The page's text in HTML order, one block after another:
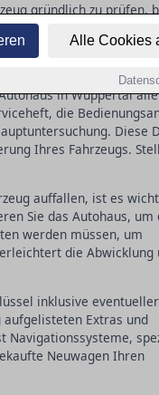
Alle Cookies
gründlich zu prüfen,
Sie alle Funktionen, wie
Solche
Zustand ist.
in Wuppertal alle
die
Diese
Ihres Fahrzeugs.
auffallen, ist es
Sie das Autohaus, um
werden müssen, um
die Abwicklung
inklusive eventueller
Extras und
Navigationssysteme,
Neuwagen Ihren